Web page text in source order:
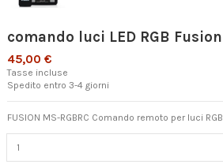
comando luci LED RGB Fusion
45,00 €
Tasse incluse
Spedito entro 3-4 giorni
FUSION MS-RGBRC Comando remoto per luci RGB